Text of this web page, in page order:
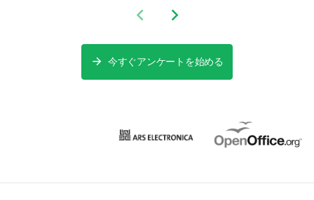
Previous slide
Next slide
今すぐアンケートを始める